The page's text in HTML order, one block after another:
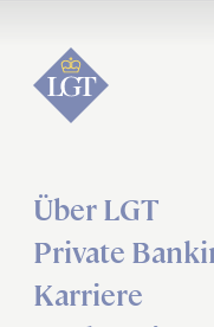
Über LGT
Private
Karriere